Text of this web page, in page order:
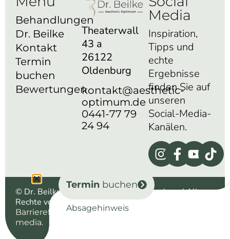
Behandlungen
Dr. Beilke
Kontakt
Termin
buchen
Bewertungen
Theaterwall
43 a
26122
Oldenburg
kontakt@aesthetic-
optimum.de
0441-77 79
24 94
Media
Inspiration,
Tipps und
echte
Ergebnisse
finden Sie auf
unseren
Social-Media-
Kanälen.
© Dr. Beilke aesthetic optimum – Oldenburg | Alle
Rechte vorbehalten |Impressum|
Barrierefreiheit|WIKI| Powered by
media.
Termin buchen
Absagehinweis